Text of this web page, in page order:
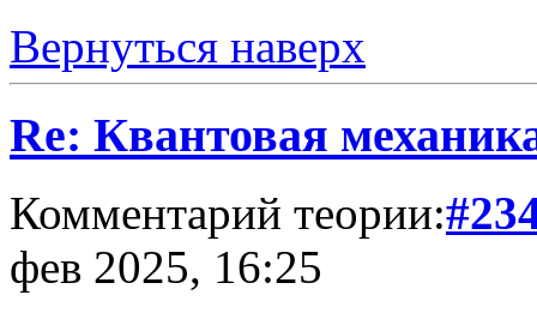
Вернуться наверх
Re: Квантовая
Комментарий теории:
фев 2025, 16:25